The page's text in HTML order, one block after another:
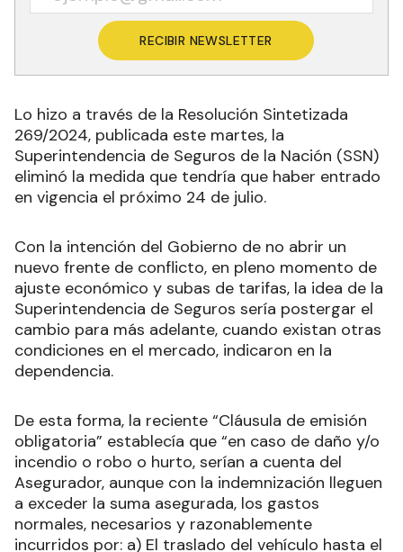
RECIBIR NEWSLETTER
Lo hizo a través de la Resolución Sintetizada
269/2024, publicada este martes, la
Superintendencia de Seguros de la Nación (SSN)
eliminó la medida que tendría que haber entrado
en vigencia el próximo 24 de julio.
Con la intención del Gobierno de no abrir un
nuevo frente de conflicto, en pleno momento de
ajuste económico y subas de tarifas, la idea de la
Superintendencia de Seguros sería postergar el
cambio para más adelante, cuando existan otras
condiciones en el mercado, indicaron en la
dependencia.
De esta forma, la reciente “Cláusula de emisión
obligatoria” establecía que “en caso de daño y/o
incendio o robo o hurto, serían a cuenta del
Asegurador, aunque con la indemnización lleguen
a exceder la suma asegurada, los gastos
normales, necesarios y razonablemente
incurridos por: a) El traslado del vehículo hasta el